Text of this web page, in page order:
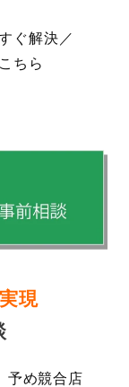
ぐ解決／
ちら
現
予め競合店